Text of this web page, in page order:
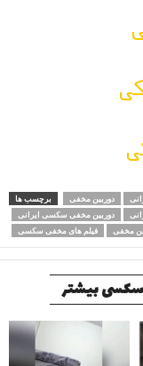
برچسب ها دوربین مخفی
دوربین مخفی سکسی ایرانی
فیلم های مخفی سکسی
مخفی
بیشتر